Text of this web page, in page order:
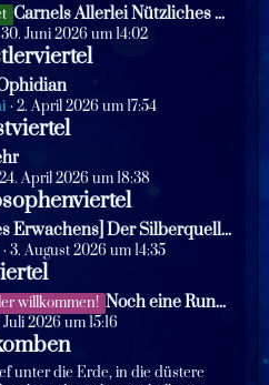
Carnels Allerlei Nützliches & Skurriles
30. Juni 2026 um 14:02
2. April 2026 um 17:54
24. April 2026 um 18:38
[Fest des Erwachens] Der Silberquell-Pavillon
3. August 2026 um 14:35
willkommen! Noch eine Runde!
Juli 2026 um 15:16
unter die Erde, in die düstere